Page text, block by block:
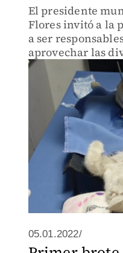
El presidente
Flores invitó a la
a ser
aprovechar las
su cuidado
05.01.2022/